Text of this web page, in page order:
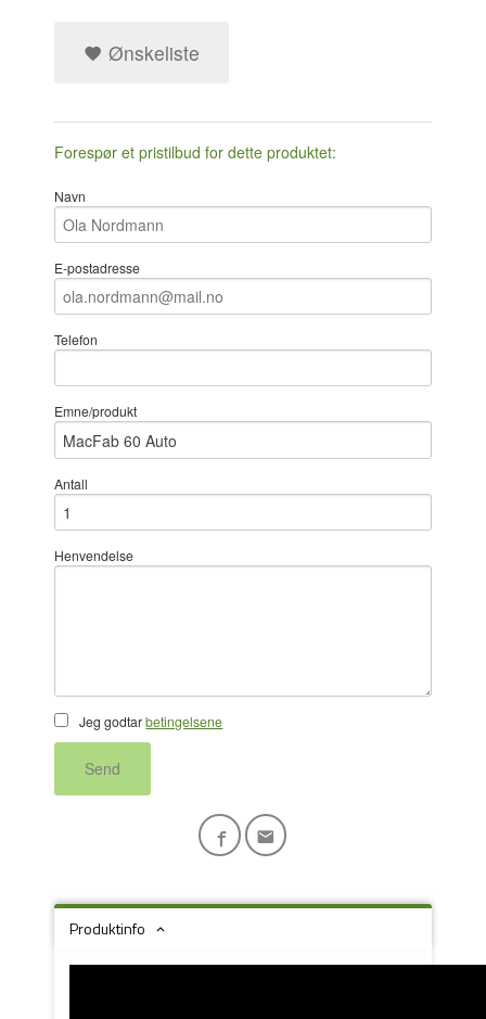
Ønskeliste
Forespør et pristilbud for dette produktet:
Navn
E-postadresse
Telefon
Emne/produkt
Antall
Henvendelse
Jeg godtarbetingelsene
Send
Produktinfo